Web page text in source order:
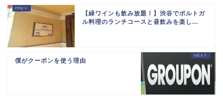
【緑ワインも飲み放題！】渋谷でポルトガ
ル料理のランチコースと昼飲みを楽し...
僕がクーポンを使う理由